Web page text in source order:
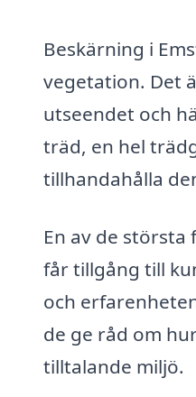
Beskärning i
vegetation. Det
utseendet och
träd, en hel
tillhandahålla
En av de
får tillgång till
och
de ge råd om
tilltalande miljö.